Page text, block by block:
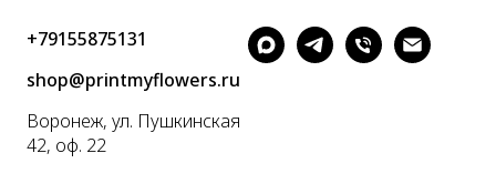
+79155875131
shop@printmyflowers.ru
Воронеж, ул. Пушкинская
42, оф. 22